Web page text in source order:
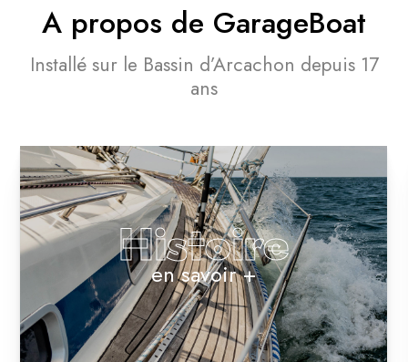
A propos de GarageBoat
Installé sur le Bassin d’Arcachon depuis 17
ans
Histoire
en savoir +